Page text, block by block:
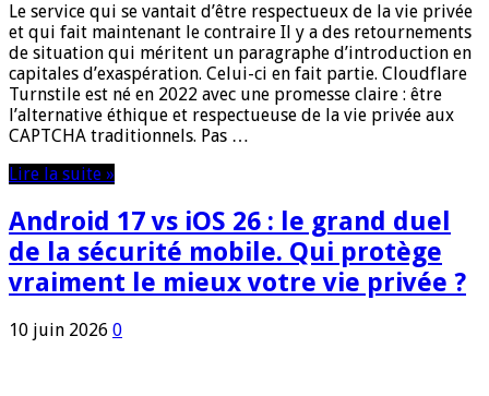
Le service qui se vantait d’être respectueux de la vie privée
et qui fait maintenant le contraire Il y a des retournements
de situation qui méritent un paragraphe d’introduction en
capitales d’exaspération. Celui-ci en fait partie. Cloudflare
Turnstile est né en 2022 avec une promesse claire : être
l’alternative éthique et respectueuse de la vie privée aux
CAPTCHA traditionnels. Pas …
Lire la suite »
Android 17 vs iOS 26 : le grand duel
de la sécurité mobile. Qui protège
vraiment le mieux votre vie privée ?
10 juin 2026 0